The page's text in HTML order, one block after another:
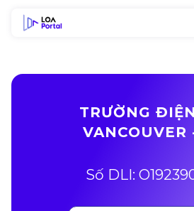
TRƯỜNG
VANCOUVER
Số DLI: